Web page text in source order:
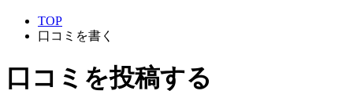
TOP
口コミを書く
口コミを投稿する